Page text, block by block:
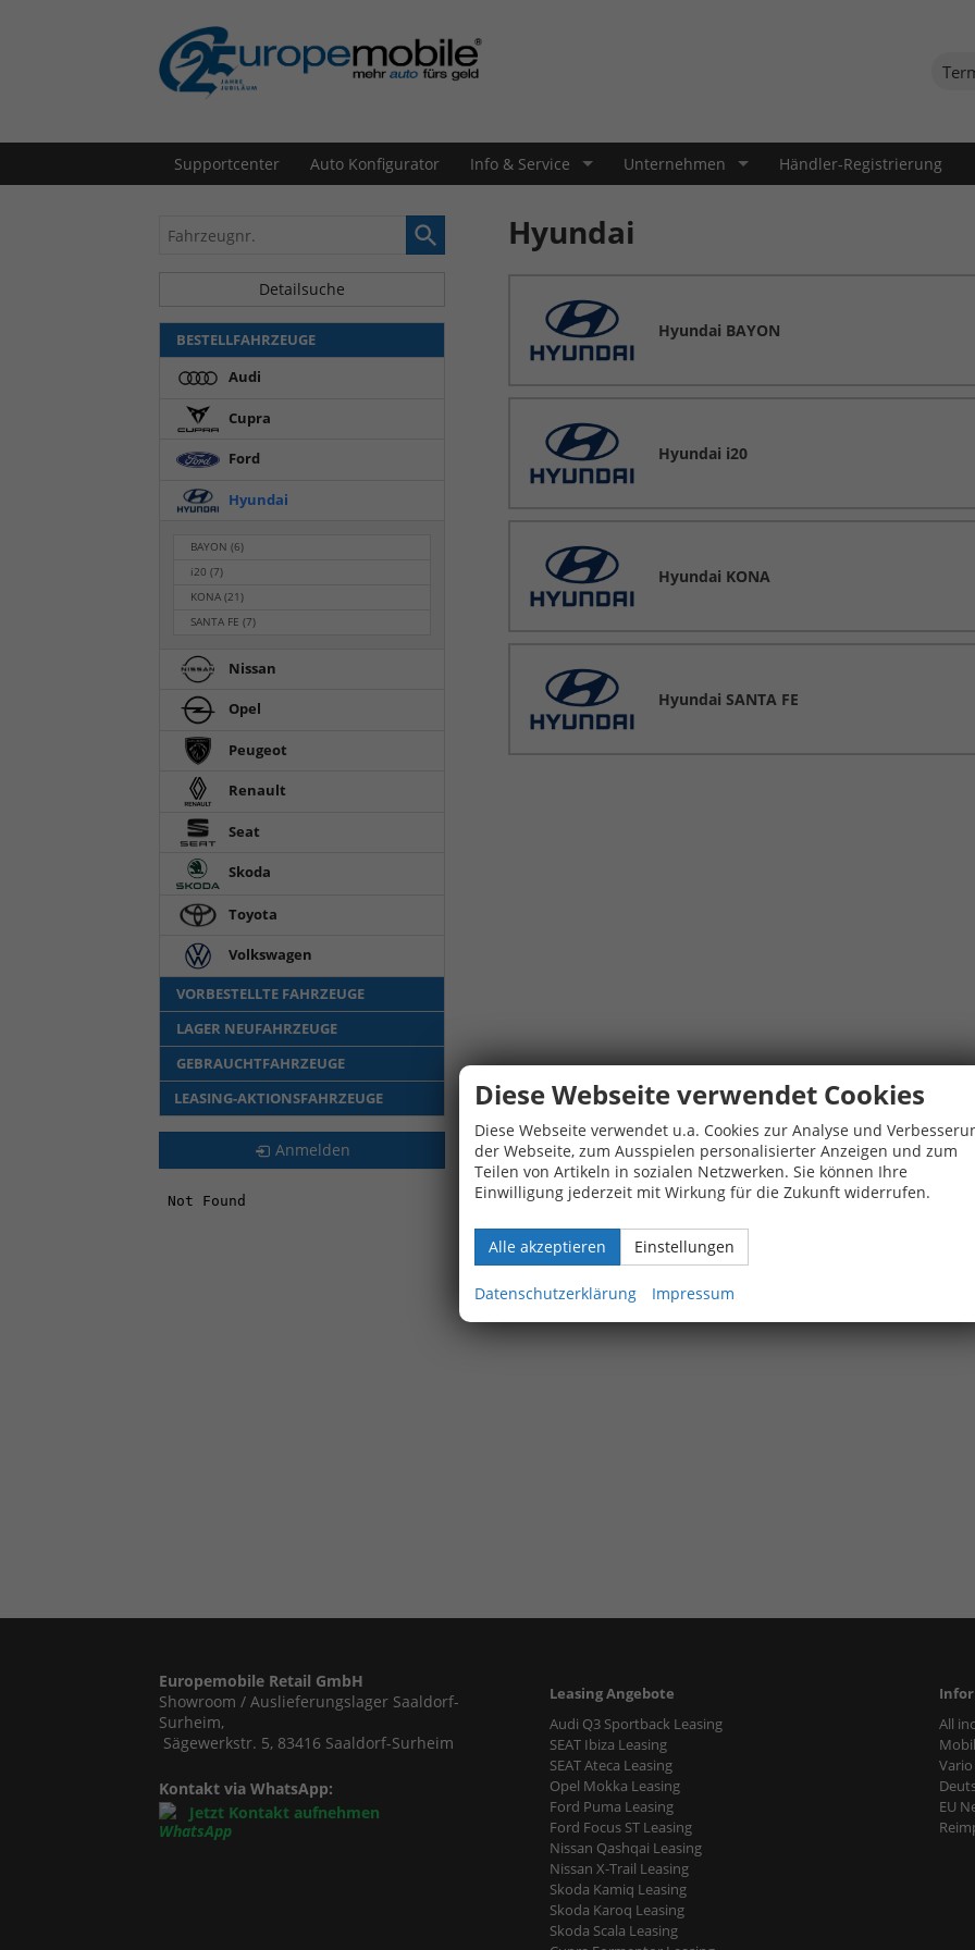
Supportcenter Auto Konfigurator Info & Service Unternehmen Händler-Registrierung
Hyundai
Hyundai BAYON
Hyundai i20
Hyundai KONA
Hyundai SANTA FE
Fahrzeugnr.
Detailsuche
BESTELLFAHRZEUGE
Audi
Cupra
Ford
Hyundai
BAYON(6)
i20(7)
KONA(21)
SANTA FE(7)
Nissan
Opel
Peugeot
Renault
Seat
Skoda
Toyota
Volkswagen
VORBESTELLTE FAHRZEUGE
LAGER NEUFAHRZEUGE
GEBRAUCHTFAHRZEUGE
LEASING-AKTIONSFAHRZEUGE
Anmelden
Europemobile Retail GmbH
Showroom / Auslieferungslager Saaldorf-
Surheim,
Sägewerkstr. 5, 83416 Saaldorf-Surheim
Kontakt via WhatsApp:
Jetzt Kontakt aufnehmen
Leasing Angebote
Audi Q3 Sportback Leasing
SEAT Ibiza Leasing
SEAT Ateca Leasing
Opel Mokka Leasing
Ford Puma Leasing
Ford Focus ST Leasing
Nissan Qashqai Leasing
Nissan X-Trail Leasing
Skoda Kamiq Leasing
Skoda Karoq Leasing
Skoda Scala Leasing
All
EU
Diese Webseite verwendet Cookies
Diese Webseite verwendet u.a. Cookies zur Analyse und
der Webseite, zum Ausspielen personalisierter Anzeigen und zum
Teilen von Artikeln in sozialen Netzwerken. Sie können Ihre
Einwilligung jederzeit mit Wirkung für die Zukunft widerrufen.
Alle akzeptieren Einstellungen
Datenschutzerklärung Impressum